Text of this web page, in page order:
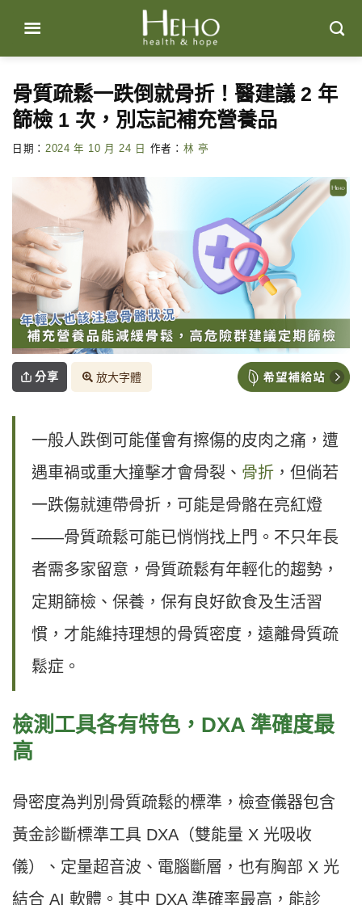
content
骨質疏鬆一跌倒就骨折！醫建議 2 年
篩檢 1 次，別忘記補充營養品
日期： 2024 年 10 月 24 日 作者： 林 亭
分享 放大字體
一般人跌倒可能僅會有擦傷的皮肉之痛，遭
遇車禍或重大撞擊才會骨裂、 骨折 ，但倘若
一跌傷就連帶骨折，可能是骨骼在亮紅燈
——骨質疏鬆可能已悄悄找上門。不只年長
者需多家留意，骨質疏鬆有年輕化的趨勢，
定期篩檢、保養，保有良好飲食及生活習
慣，才能維持理想的骨質密度，遠離骨質疏
鬆症。
檢測工具各有特色，DXA 準確度最
高
骨密度為判別骨質疏鬆的標準，檢查儀器包含
黃金診斷標準工具 DXA（雙能量 X 光吸收
儀）、定量超音波、電腦斷層，也有胸部 X 光
結合 AI 軟體。其中 DXA 準確率最高，能診